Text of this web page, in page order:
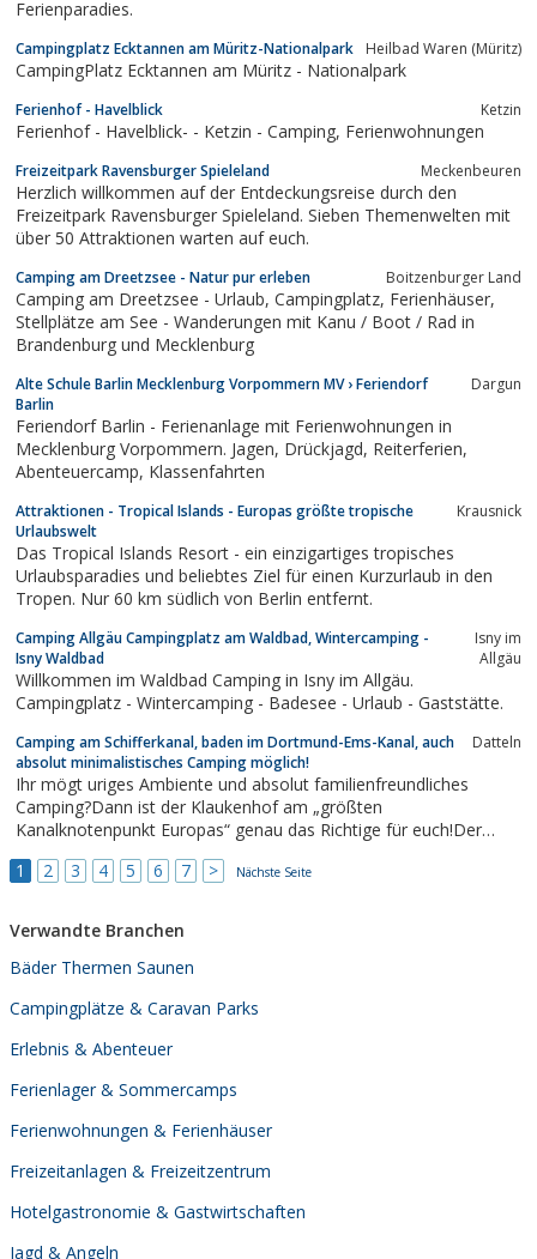
Ferienparadies.
Campingplatz Ecktannen am Müritz-Nationalpark Heilbad Waren (Müritz)
CampingPlatz Ecktannen am Müritz - Nationalpark
Ferienhof - Havelblick Ketzin
Ferienhof - Havelblick- - Ketzin - Camping, Ferienwohnungen
Freizeitpark Ravensburger Spieleland Meckenbeuren
Herzlich willkommen auf der Entdeckungsreise durch den
Freizeitpark Ravensburger Spieleland. Sieben Themenwelten mit
über 50 Attraktionen warten auf euch.
Camping am Dreetzsee - Natur pur erleben Boitzenburger Land
Camping am Dreetzsee - Urlaub, Campingplatz, Ferienhäuser,
Stellplätze am See - Wanderungen mit Kanu / Boot / Rad in
Brandenburg und Mecklenburg
Alte Schule Barlin Mecklenburg Vorpommern MV › Feriendorf
Barlin
Dargun
Feriendorf Barlin - Ferienanlage mit Ferienwohnungen in
Mecklenburg Vorpommern. Jagen, Drückjagd, Reiterferien,
Abenteuercamp, Klassenfahrten
Attraktionen - Tropical Islands - Europas größte tropische
Urlaubswelt
Krausnick
Das Tropical Islands Resort - ein einzigartiges tropisches
Urlaubsparadies und beliebtes Ziel für einen Kurzurlaub in den
Tropen. Nur 60 km südlich von Berlin entfernt.
Camping Allgäu Campingplatz am Waldbad, Wintercamping -
Isny Waldbad
Isny im
Allgäu
Willkommen im Waldbad Camping in Isny im Allgäu.
Campingplatz - Wintercamping - Badesee - Urlaub - Gaststätte.
Camping am Schifferkanal, baden im Dortmund-Ems-Kanal, auch
absolut minimalistisches Camping möglich!
Datteln
Ihr mögt uriges Ambiente und absolut familienfreundliches
Camping?Dann ist der Klaukenhof am „größten
Kanalknotenpunkt Europas“ genau das Richtige für euch!Der
Dortmund-Ems- und Wesel-Datteln- Kanal und ist ein Tipp für
1 2 3 4 5 6 7 > Nächste Seite
Verwandte Branchen
Bäder Thermen Saunen
Campingplätze & Caravan Parks
Erlebnis & Abenteuer
Ferienlager & Sommercamps
Ferienwohnungen & Ferienhäuser
Freizeitanlagen & Freizeitzentrum
Hotelgastronomie & Gastwirtschaften
Jagd & Angeln